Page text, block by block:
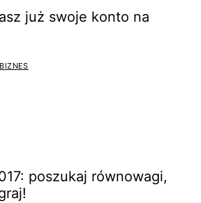
już swoje konto na
poszukaj równowagi,